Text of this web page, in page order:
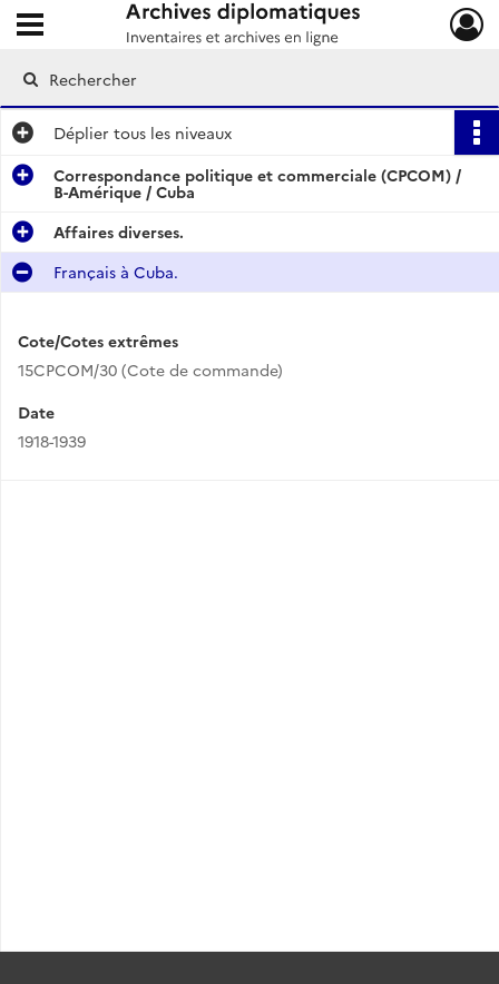
Archives diplomatiques
Ouvrir le menu déroulant
Déplier tous les niveaux
Correspondance politique et commerciale (CPCOM) /
B-Amérique / Cuba
Affaires diverses.
Français à Cuba.
Cote/Cotes extrêmes
15CPCOM/30 (Cote de commande)
Date
1918-1939